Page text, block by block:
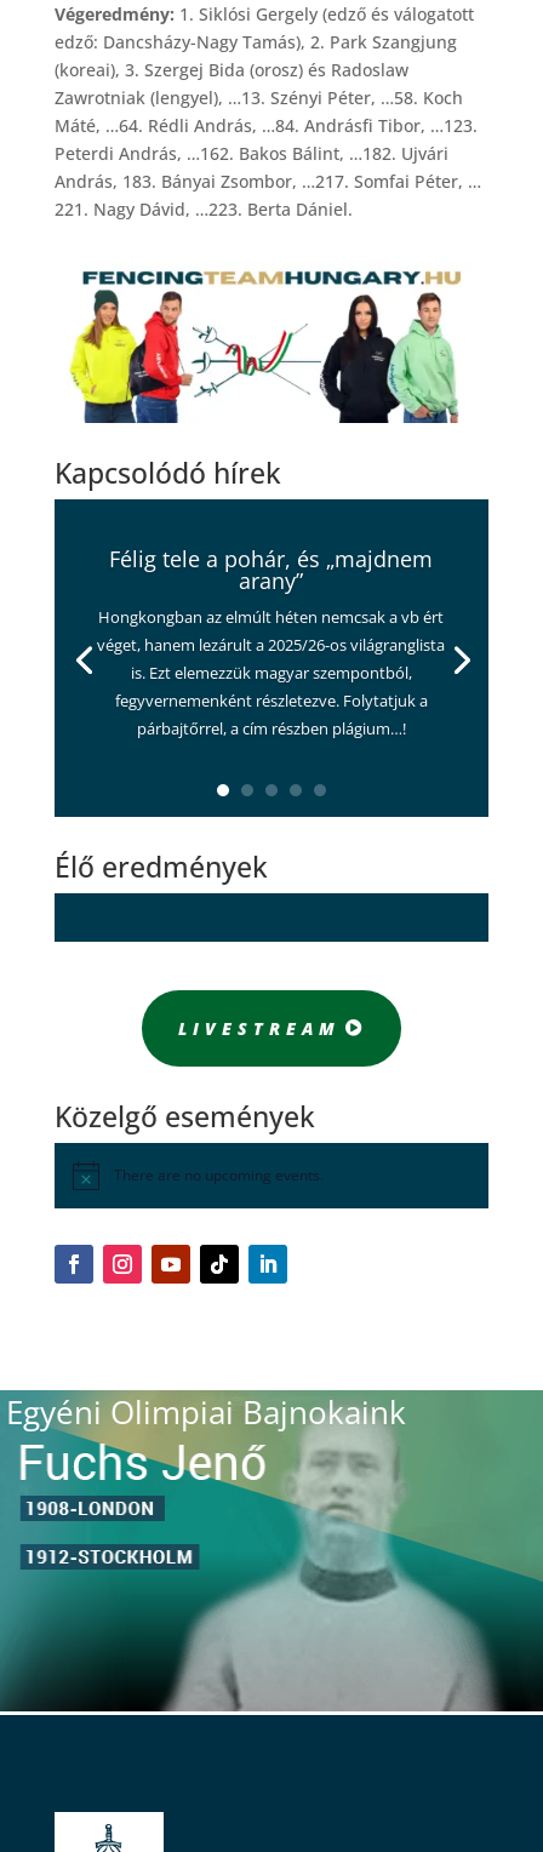
Végeredmény: 1. Siklósi Gergely (edző és válogatott
edző: Dancsházy-Nagy Tamás), 2. Park Szangjung
(koreai), 3. Szergej Bida (orosz) és Radoslaw
Zawrotniak (lengyel), …13. Szényi Péter, …58. Koch
Máté, …64. Rédli András, …84. Andrásfi Tibor, …123.
Peterdi András, …162. Bakos Bálint, …182. Ujvári
András, 183. Bányai Zsombor, …217. Somfai Péter, …
221. Nagy Dávid, …223. Berta Dániel.
Kapcsolódó hírek
Félig tele a pohár, és „majdnem
arany”
Hongkongban az elmúlt héten nemcsak a vb ért
véget, hanem lezárult a 2025/26-os világranglista
is. Ezt elemezzük magyar szempontból,
fegyvernemenként részletezve. Folytatjuk a
párbajtőrrel, a cím részben plágium…!
Élő eredmények
LIVESTREAM
Közelgő események
There are no upcoming events.
Egyéni Olimpiai Bajnokaink